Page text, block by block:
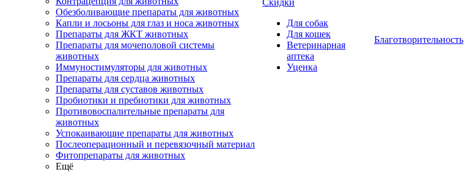
Обезболивающие препараты для животных
Капли и лосьоны для глаз и носа животных
Препараты для ЖКТ животных
Препараты для мочеполовой системы
животных
Иммуностимуляторы для животных
Препараты для сердца животных
Препараты для суставов животных
Пробиотики и пребиотики для животных
Противовоспалительные препараты для
животных
Успокаивающие препараты для животных
Послеоперационный и перевязочный материал
Фитопрепараты для животных
Ещё
Скидки
Для собак
Для кошек
Ветеринарная
аптека
Уценка
Благотворительность